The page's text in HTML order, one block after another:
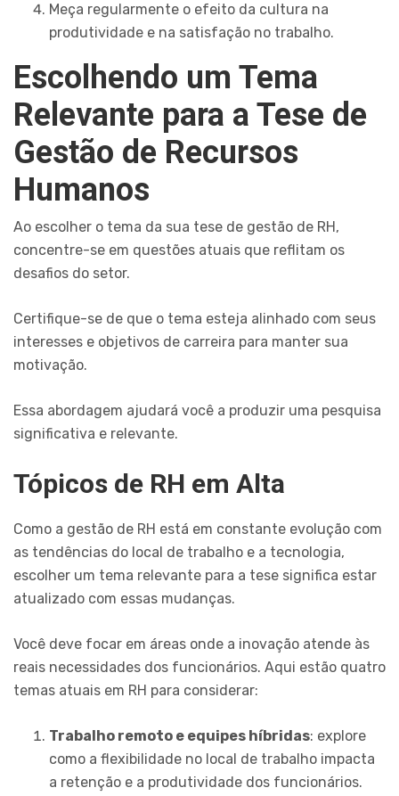
Meça regularmente o efeito da cultura na
produtividade e na satisfação no trabalho.
Escolhendo um Tema
Relevante para a Tese de
Gestão de Recursos
Humanos
Ao escolher o tema da sua tese de gestão de RH,
concentre-se em questões atuais que reflitam os
desafios do setor.
Certifique-se de que o tema esteja alinhado com seus
interesses e objetivos de carreira para manter sua
motivação.
Essa abordagem ajudará você a produzir uma pesquisa
significativa e relevante.
Tópicos de RH em Alta
Como a gestão de RH está em constante evolução com
as tendências do local de trabalho e a tecnologia,
escolher um tema relevante para a tese significa estar
atualizado com essas mudanças.
Você deve focar em áreas onde a inovação atende às
reais necessidades dos funcionários. Aqui estão quatro
temas atuais em RH para considerar:
Trabalho remoto e equipes híbridas: explore
como a flexibilidade no local de trabalho impacta
a retenção e a produtividade dos funcionários.